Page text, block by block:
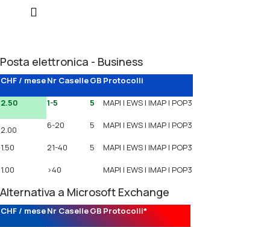
Posta elettronica - Business
CHF / meseNr CaselleGB Protocolli
2.50 1-5 5 MAPI | EWS | IMAP | POP3
2.00 6-20 5 MAPI | EWS | IMAP | POP3
1.50 21-40 5 MAPI | EWS | IMAP | POP3
1.00 >40 MAPI | EWS | IMAP | POP3
Alternativa a Microsoft Exchange
CHF / meseNr CaselleGB Protocolli*